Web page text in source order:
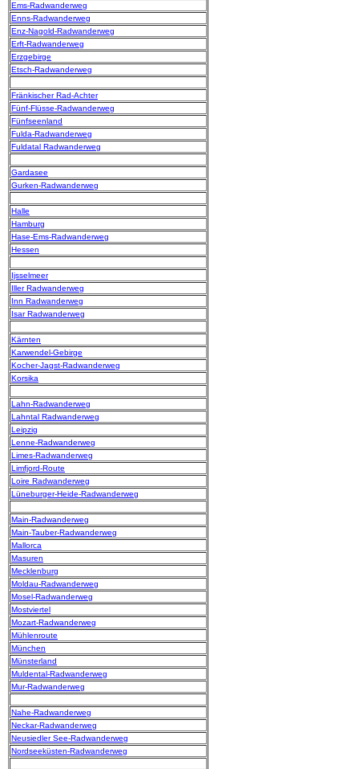
Ems-Radwanderweg
Enns-Radwanderweg
Enz-Nagold-Radwanderweg
Erft-Radwanderweg
Erzgebirge
Etsch-Radwanderweg
Fränkischer Rad-Achter
Fünf-Flüsse-Radwanderweg
Fünfseenland
Fulda-Radwanderweg
Fuldatal Radwanderweg
Gardasee
Gurken-Radwanderweg
Halle
Hamburg
Hase-Ems-Radwanderweg
Hessen
Ijsselmeer
Iller Radwanderweg
Inn Radwanderweg
Isar Radwanderweg
Kärnten
Karwendel-Gebirge
Kocher-Jagst-Radwanderweg
Korsika
Lahn-Radwanderweg
Lahntal Radwanderweg
Leipzig
Lenne-Radwanderweg
Limes-Radwanderweg
Limfjord-Route
Loire Radwanderweg
Lüneburger-Heide-Radwanderweg
Main-Radwanderweg
Main-Tauber-Radwanderweg
Mallorca
Masuren
Mecklenburg
Moldau-Radwanderweg
Mosel-Radwanderweg
Mostviertel
Mozart-Radwanderweg
Mühlenroute
München
Münsterland
Muldental-Radwanderweg
Mur-Radwanderweg
Nahe-Radwanderweg
Neckar-Radwanderweg
Neusiedler See-Radwanderweg
Nordseeküsten-Radwanderweg